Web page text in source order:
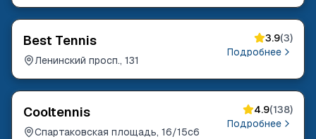
Best Tennis
Ленинский просп., 131
3.9(3)
Подробнее
Cooltennis
Спартаковская площадь, 16/15с6
4.9(138)
Подробнее